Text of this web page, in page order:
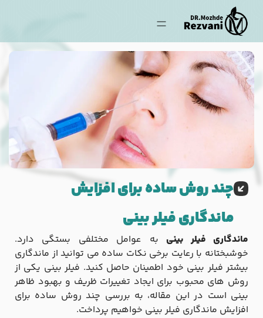
چند روش ساده برای افزایش
ماندگاری فیلر بینی
ماندگاری فیلر بینی به عوامل مختلفی بستگی دارد.
خوشبختانه با رعایت برخی نکات ساده می‌ توانید از ماندگاری
بیشتر فیلر بینی خود اطمینان حاصل کنید. فیلر بینی یکی از
روش‌ های محبوب برای ایجاد تغییرات ظریف و بهبود ظاهر
بینی است در این مقاله، به بررسی چند روش ساده برای
افزایش ماندگاری فیلر بینی خواهیم پرداخت.